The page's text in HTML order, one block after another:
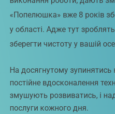
«Попелюшка» вже 8 років
у області. Адже тут
зберегти чистоту у вашій
На досягнутому
постійне вдосконалення
змушують розвиватись, і
послуги кожного дня.